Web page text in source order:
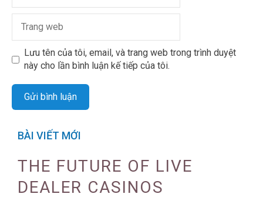
Lưu tên của tôi, email, và trang web trong trình duyệt
này cho lần bình luận kế tiếp của tôi.
BÀI VIẾT MỚI
THE FUTURE OF LIVE
DEALER CASINOS